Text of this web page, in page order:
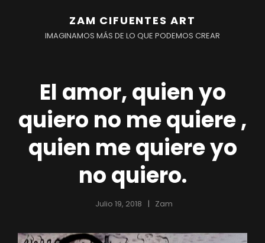
ZAM CIFUENTES ART
IMAGINAMOS MÁS DE LO QUE PODEMOS CREAR
El amor, quien yo
quiero no me quiere ,
quien me quiere yo
no quiero.
Julio 19, 2018 Zam